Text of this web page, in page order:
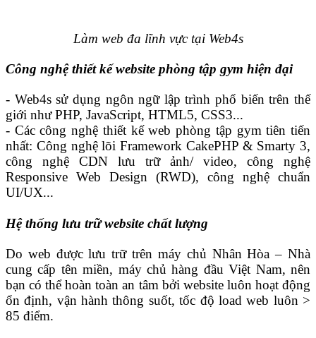
Làm web đa lĩnh vực tại Web4s
Công nghệ thiết kế website phòng tập gym hiện đại
- Web4s sử dụng ngôn ngữ lập trình phổ biến trên thế
giới như PHP, JavaScript, HTML5, CSS3...
- Các công nghệ thiết kế web phòng tập gym tiên tiến
nhất: Công nghệ lõi Framework CakePHP & Smarty 3,
công nghệ CDN lưu trữ ảnh/ video, công nghệ
Responsive Web Design (RWD), công nghệ chuẩn
UI/UX...
Hệ thống lưu trữ website chất lượng
Do web được lưu trữ trên máy chủ Nhân Hòa – Nhà
cung cấp tên miền, máy chủ hàng đầu Việt Nam, nên
bạn có thể hoàn toàn an tâm bởi website luôn hoạt động
ổn định, vận hành thông suốt, tốc độ load web luôn >
85 điểm.